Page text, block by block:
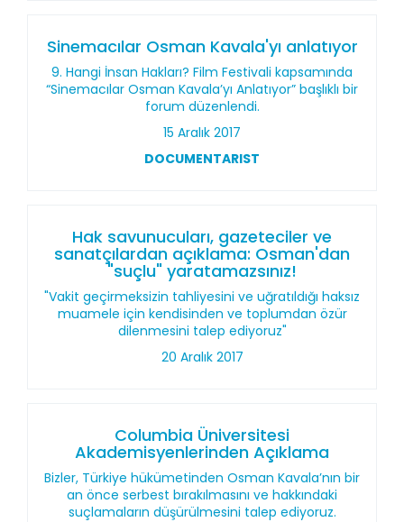
Sinemacılar Osman Kavala'yı anlatıyor
9. Hangi İnsan Hakları? Film Festivali kapsamında
“Sinemacılar Osman Kavala’yı Anlatıyor” başlıklı bir
forum düzenlendi.
15 Aralık 2017
DOCUMENTARIST
Hak savunucuları, gazeteciler ve
sanatçılardan açıklama: Osman'dan
"suçlu" yaratamazsınız!
"Vakit geçirmeksizin tahliyesini ve uğratıldığı haksız
muamele için kendisinden ve toplumdan özür
dilenmesini talep ediyoruz"
20 Aralık 2017
Columbia Üniversitesi
Akademisyenlerinden Açıklama
Bizler, Türkiye hükümetinden Osman Kavala’nın bir
an önce serbest bırakılmasını ve hakkındaki
suçlamaların düşürülmesini talep ediyoruz.